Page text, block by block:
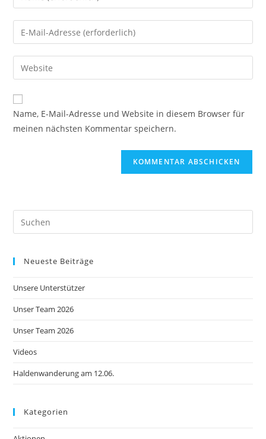
Name, E-Mail-Adresse und Website in diesem Browser für
meinen nächsten Kommentar speichern.
Neueste Beiträge
Unsere Unterstützer
Unser Team 2026
Unser Team 2026
Videos
Haldenwanderung am 12.06.
Kategorien